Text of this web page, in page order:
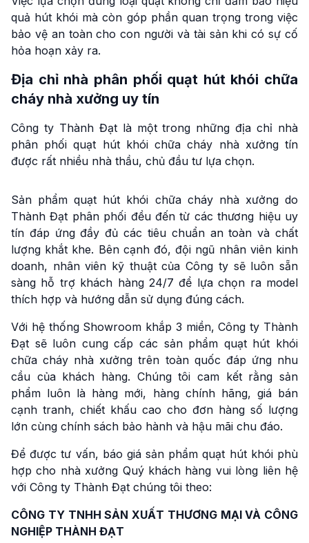
quả hút khói mà còn góp phần quan trọng trong việc
bảo vệ an toàn cho con người và tài sản khi có sự cố
hỏa hoạn xảy ra.
Địa chỉ nhà phân phối quạt hút khói chữa
cháy nhà xưởng uy tín
Công ty Thành Đạt là một trong những địa chỉ nhà
phân phối quạt hút khói chữa cháy nhà xưởng tín
được rất nhiều nhà thầu, chủ đầu tư lựa chọn.
Sản phẩm quạt hút khói chữa cháy nhà xưởng do
Thành Đạt phân phối đều đến từ các thương hiệu uy
tín đáp ứng đầy đủ các tiêu chuẩn an toàn và chất
lượng khắt khe. Bên cạnh đó, đội ngũ nhân viên kinh
doanh, nhân viên kỹ thuật của Công ty sẽ luôn sẵn
sàng hỗ trợ khách hàng 24/7 để lựa chọn ra model
thích hợp và hướng dẫn sử dụng đúng cách.
Với hệ thống Showroom khắp 3 miền, Công ty Thành
Đạt sẽ luôn cung cấp các sản phẩm quạt hút khói
chữa cháy nhà xưởng trên toàn quốc đáp ứng nhu
cầu của khách hàng. Chúng tôi cam kết rằng sản
phẩm luôn là hàng mới, hàng chính hãng, giá bán
cạnh tranh, chiết khấu cao cho đơn hàng số lượng
lớn cùng chính sách bảo hành và hậu mãi chu đáo.
Để được tư vấn, báo giá sản phẩm quạt hút khói phù
hợp cho nhà xưởng Quý khách hàng vui lòng liên hệ
với Công ty Thành Đạt chúng tôi theo:
CÔNG TY TNHH SẢN XUẤT THƯƠNG MẠI VÀ CÔNG
NGHIỆP THÀNH ĐẠT